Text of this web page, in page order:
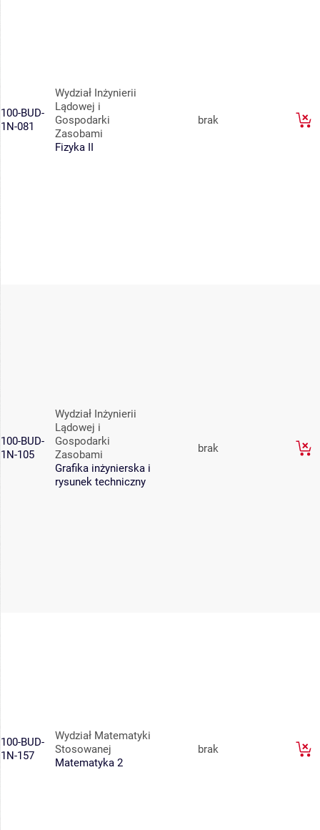
100-BUD-
1N-081
Wydział Inżynierii
Lądowej i
Gospodarki
Zasobami
Fizyka II
brak
100-BUD-
1N-105
Wydział Inżynierii
Lądowej i
Gospodarki
Zasobami
Grafika inżynierska i
rysunek techniczny
brak
100-BUD-
1N-157
Wydział Matematyki
Stosowanej
Matematyka 2
brak